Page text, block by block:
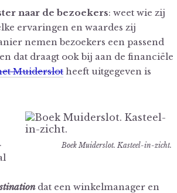
naar de bezoekers: weet wie zij
ervaringen en waardes zij
nemen bezoekers een passend
dat draagt ook bij aan de financiële
Muiderslot heeft uitgegeven is
Boek Muiderslot. Kasteel-in-zicht.
dat een winkelmanager en